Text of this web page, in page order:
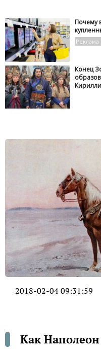
Почему
Конец
2018-02-04 09:31:59
Как